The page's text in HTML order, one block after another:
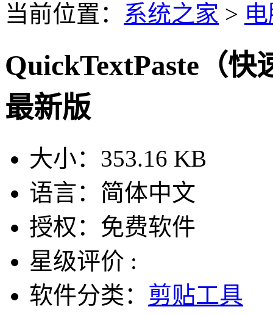
当前位置： 系统之家 >
QuickTextPaste（快
最新版
大小： 353.16 KB
语言： 简体中文
授权： 免费软件
星级评价 :
软件分类： 剪贴工具